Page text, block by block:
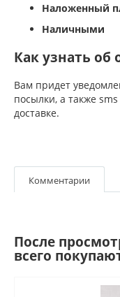
Наложенный
Наличными
Как узнать об
Вам придет
посылки, а также
доставке.
Комментарии
После
всего